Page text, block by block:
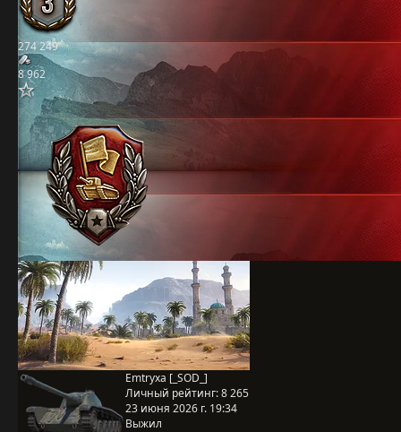
274 249
8 962
Emtryxa [_SOD_]
Личный рейтинг:8 265
23 июня 2026 г. 19:34
Выжил